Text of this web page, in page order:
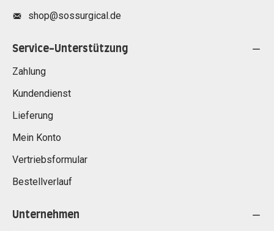
shop@sossurgical.de
Service-Unterstützung
Zahlung
Kundendienst
Lieferung
Mein Konto
Vertriebsformular
Bestellverlauf
Unternehmen